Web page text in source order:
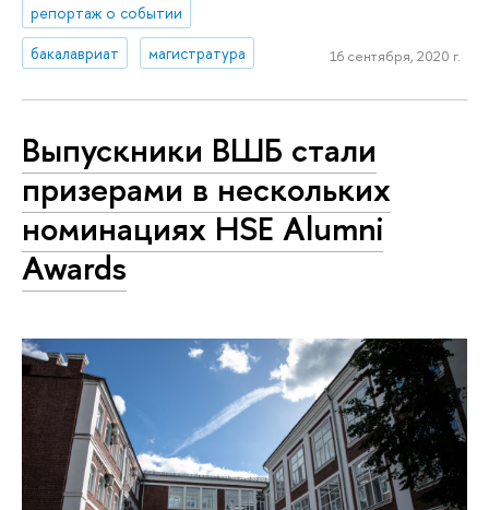
репортаж о событии
бакалавриат
магистратура 16 сентября, 2020 г.
Выпускники ВШБ стали
призерами в нескольких
номинациях HSE Alumni
Awards